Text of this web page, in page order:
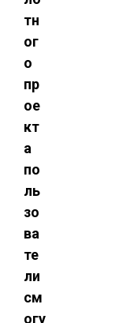
тн
ог
о
пр
ое
кт
а
по
ль
зо
ва
те
ли
см
огу